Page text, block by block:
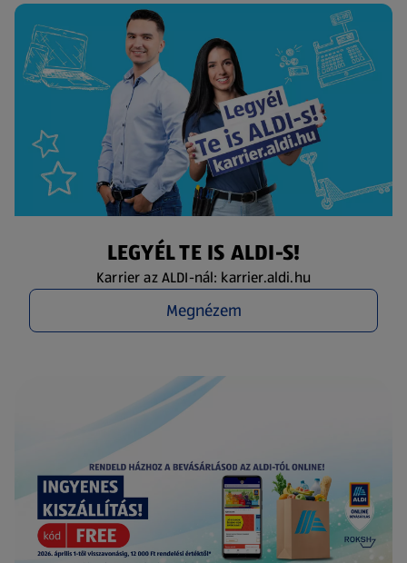
LEGYÉL TE IS ALDI-S!
Karrier az ALDI-nál: karrier.aldi.hu
Megnézem